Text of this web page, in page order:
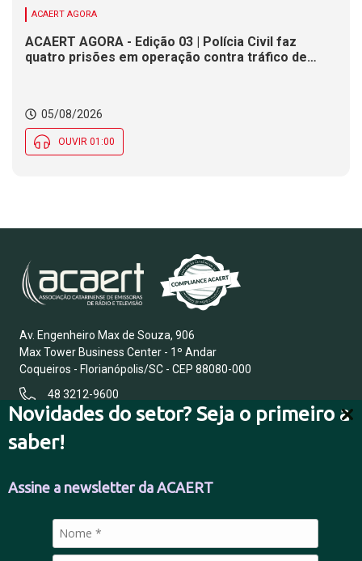
Novidades do setor? Seja o primeiro a
saber!
Assine a newsletter da ACAERT
ACAERT AGORA
ACAERT AGORA - Edição 03 | Polícia Civil faz
quatro prisões em operação contra tráfico de
regionais
05/08/2026
OUVIR 01:00
Av. Engenheiro Max de Souza, 906
Max Tower Business Center - 1º Andar
Coqueiros - Florianópolis/SC - CEP 88080-000
48 3212-9600
FALE CONOSCO
POLÍTICA DE PRIVACIDADE